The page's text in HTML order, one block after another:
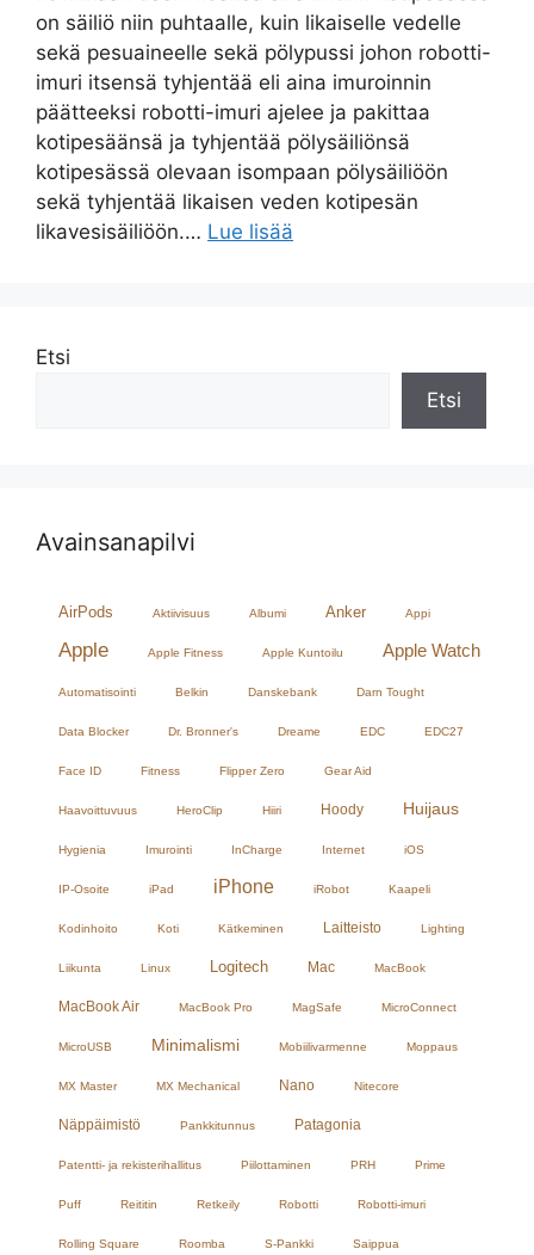
on säiliö niin puhtaalle, kuin likaiselle vedelle
sekä pesuaineelle sekä pölypussi johon robotti-
imuri itsensä tyhjentää eli aina imuroinnin
päätteeksi robotti-imuri ajelee ja pakittaa
kotipesäänsä ja tyhjentää pölysäiliönsä
kotipesässä olevaan isompaan pölysäiliöön
sekä tyhjentää likaisen veden kotipesän
likavesisäiliöön.… Lue lisää
Etsi
Etsi
Avainsanapilvi
AirPods Aktiivisuus Albumi Anker Appi
Apple Apple Fitness Apple Kuntoilu Apple Watch
Automatisointi Belkin Danskebank Darn Tought
Data Blocker Dr. Bronner's Dreame EDC EDC27
Face ID Fitness Flipper Zero Gear Aid
Haavoittuvuus HeroClip Hiiri Hoody Huijaus
Hygienia Imurointi InCharge Internet iOS
IP-Osoite iPad iPhone iRobot Kaapeli
Kodinhoito Koti Kätkeminen Laitteisto Lighting
Liikunta Linux Logitech Mac MacBook
MacBook Air MacBook Pro MagSafe MicroConnect
MicroUSB Minimalismi Mobiilivarmenne Moppaus
MX Master MX Mechanical Nano Nitecore
Näppäimistö Pankkitunnus Patagonia
Patentti- ja rekisterihallitus Piilottaminen PRH Prime
Puff Reititin Retkeily Robotti Robotti-imuri
Rolling Square Roomba S-Pankki Saippua